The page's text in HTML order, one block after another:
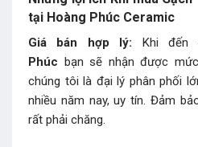
tại Hoàng Phúc Ceramic
Giá bán hợp lý: Khi đến
Phúc bạn sẽ nhận được
chúng tôi là đại lý phân phối
nhiều năm nay, uy tín. Đảm
rất phải chăng.